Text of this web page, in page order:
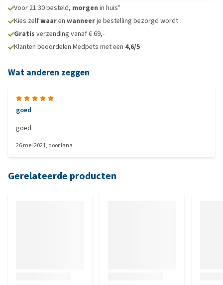
Voor 21:30 besteld, morgen in huis*
Kies zelfwaaren wanneerje bestelling bezorgd wordt
Gratis verzending vanaf € 69,-
Klanten beoordelen Medpets met een 4,6/5
Wat anderen zeggen
goed
goed
26 mei 2021, doorlana
Gerelateerde producten